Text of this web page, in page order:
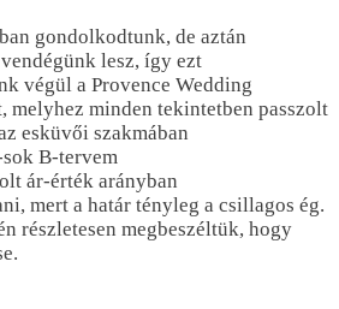
gondolkodtunk, de aztán
lesz, így ezt
végül a Provence Wedding
melyhez minden tekintetben passzolt
esküvői szakmában
B-tervem
ár-érték arányban
mert a határ tényleg a csillagos ég.
részletesen megbeszéltük, hogy